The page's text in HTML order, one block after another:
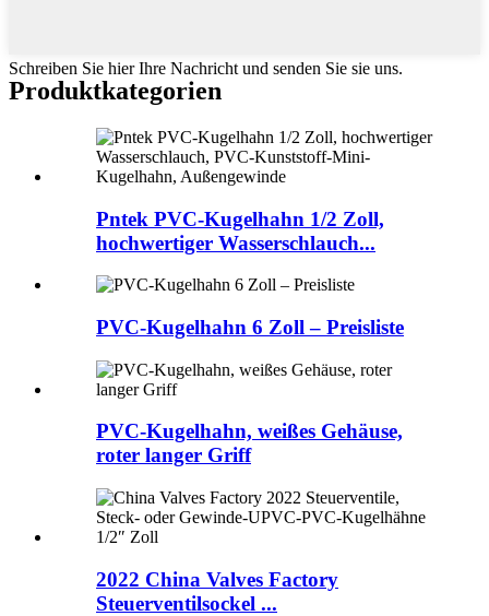
Schreiben Sie hier Ihre Nachricht und senden Sie sie uns.
Produktkategorien
Pntek PVC-Kugelhahn 1/2 Zoll,
hochwertiger Wasserschlauch...
PVC-Kugelhahn 6 Zoll – Preisliste
PVC-Kugelhahn, weißes Gehäuse,
roter langer Griff
2022 China Valves Factory
Steuerventilsockel ...